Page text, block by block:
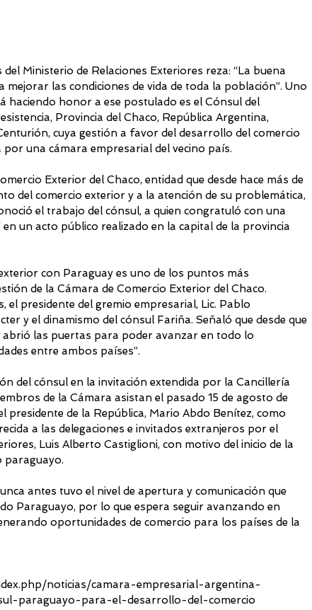
Ministerio de Relaciones Exteriores reza: “La buena
mejorar las condiciones de vida de toda la población”. Uno
haciendo honor a ese postulado es el Cónsul del
Provincia del Chaco, República Argentina,
cuya gestión a favor del desarrollo del comercio
una cámara empresarial del vecino país.
Exterior del Chaco, entidad que desde hace más de
del comercio exterior y a la atención de su problemática,
el trabajo del cónsul, a quien congratuló con una
en un acto público realizado en la capital de la provincia
con Paraguay es uno de los puntos más
de la Cámara de Comercio Exterior del Chaco.
el presidente del gremio empresarial, Lic. Pablo
y el dinamismo del cónsul Fariña. Señaló que desde que
abrió las puertas para poder avanzar en todo lo
entre ambos países”.
del cónsul en la invitación extendida por la Cancillería
de la Cámara asistan el pasado 15 de agosto de
presidente de la República, Mario Abdo Benítez, como
a las delegaciones e invitados extranjeros por el
Luis Alberto Castiglioni, con motivo del inicio de la
paraguayo.
antes tuvo el nivel de apertura y comunicación que
Paraguayo, por lo que espera seguir avanzando en
oportunidades de comercio para los países de la
noticias/camara-empresarial-argentina-
paraguayo-para-el-desarrollo-del-comercio